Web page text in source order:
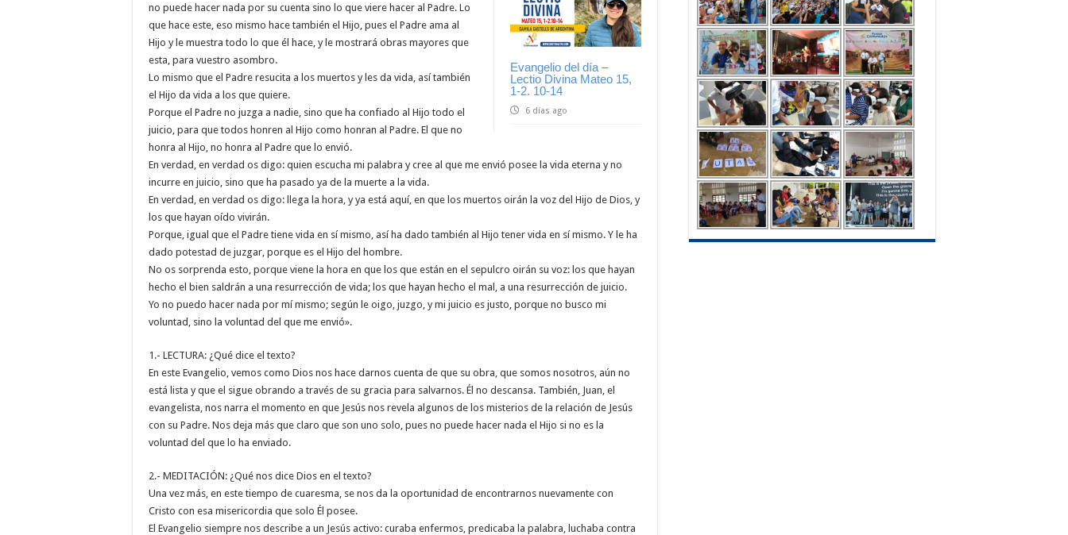
Evangelio del día –
Lectio Divina Mateo 15,
1-2. 10-14
6 días ago
no puede hacer nada por su cuenta sino lo que viere hacer al Padre. Lo
que hace este, eso mismo hace también el Hijo, pues el Padre ama al
Hijo y le muestra todo lo que él hace, y le mostrará obras mayores que
esta, para vuestro asombro.
Lo mismo que el Padre resucita a los muertos y les da vida, así también
el Hijo da vida a los que quiere.
Porque el Padre no juzga a nadie, sino que ha confiado al Hijo todo el
juicio, para que todos honren al Hijo como honran al Padre. El que no
honra al Hijo, no honra al Padre que lo envió.
En verdad, en verdad os digo: quien escucha mi palabra y cree al que me envió posee la vida eterna y no
incurre en juicio, sino que ha pasado ya de la muerte a la vida.
En verdad, en verdad os digo: llega la hora, y ya está aquí, en que los muertos oirán la voz del Hijo de Dios, y
los que hayan oído vivirán.
Porque, igual que el Padre tiene vida en sí mismo, así ha dado también al Hijo tener vida en sí mismo. Y le ha
dado potestad de juzgar, porque es el Hijo del hombre.
No os sorprenda esto, porque viene la hora en que los que están en el sepulcro oirán su voz: los que hayan
hecho el bien saldrán a una resurrección de vida; los que hayan hecho el mal, a una resurrección de juicio.
Yo no puedo hacer nada por mí mismo; según le oigo, juzgo, y mi juicio es justo, porque no busco mi
voluntad, sino la voluntad del que me envió».
1.- LECTURA: ¿Qué dice el texto?
En este Evangelio, vemos como Dios nos hace darnos cuenta de que su obra, que somos nosotros, aún no
está lista y que el sigue obrando a través de su gracia para salvarnos. Él no descansa. También, Juan, el
evangelista, nos narra el momento en que Jesús nos revela algunos de los misterios de la relación de Jesús
con su Padre. Nos deja más que claro que son uno solo, pues no puede hacer nada el Hijo si no es la
voluntad del que lo ha enviado.
2.- MEDITACIÓN: ¿Qué nos dice Dios en el texto?
Una vez más, en este tiempo de cuaresma, se nos da la oportunidad de encontrarnos nuevamente con
Cristo con esa misericordia que solo Él posee.
El Evangelio siempre nos describe a un Jesús activo: curaba enfermos, predicaba la palabra, luchaba contra